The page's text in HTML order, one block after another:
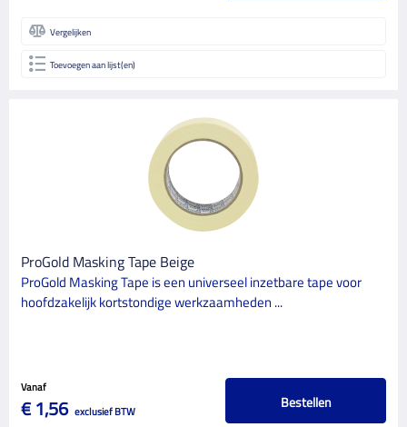
Vergelijken
Toevoegen aan lijst(en)
ProGold Masking Tape Beige
ProGold Masking Tape is een universeel inzetbare tape voor
hoofdzakelijk kortstondige werkzaamheden ...
Vanaf
€ 1,56 exclusief BTW Bestellen